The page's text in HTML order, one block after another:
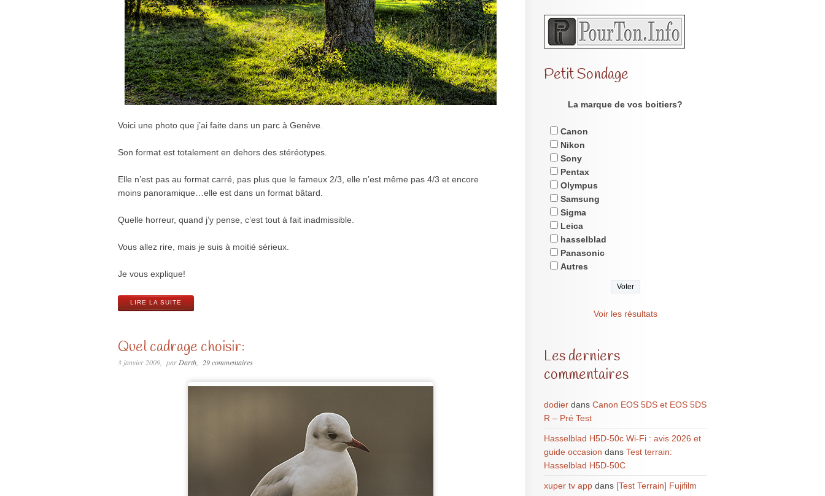
Voici une photo que j’ai faite dans un parc à Genève.
Son format est totalement en dehors des stéréotypes.
Elle n’est pas au format carré, pas plus que le fameux 2/3, elle n’est même pas 4/3 et encore
moins panoramique…elle est dans un format bâtard.
Quelle horreur, quand j’y pense, c’est tout à fait inadmissible.
Vous allez rire, mais je suis à moitié sérieux.
Je vous explique!
LIRE LA SUITE
Quel cadrage choisir:
3 janvier 2009 par Darth 29 commentaires
Petit Sondage
La marque de vos boitiers?
Canon
Nikon
Sony
Pentax
Olympus
Samsung
Sigma
Leica
hasselblad
Panasonic
Autres
Voir les résultats
Les derniers
commentaires
dodierdans Canon EOS 5DS et EOS 5DS
R – Pré Test
Hasselblad H5D-50c Wi-Fi : avis 2026 et
guide occasion dans Test terrain:
Hasselblad H5D-50C
xuper tv appdans [Test Terrain] Fujifilm